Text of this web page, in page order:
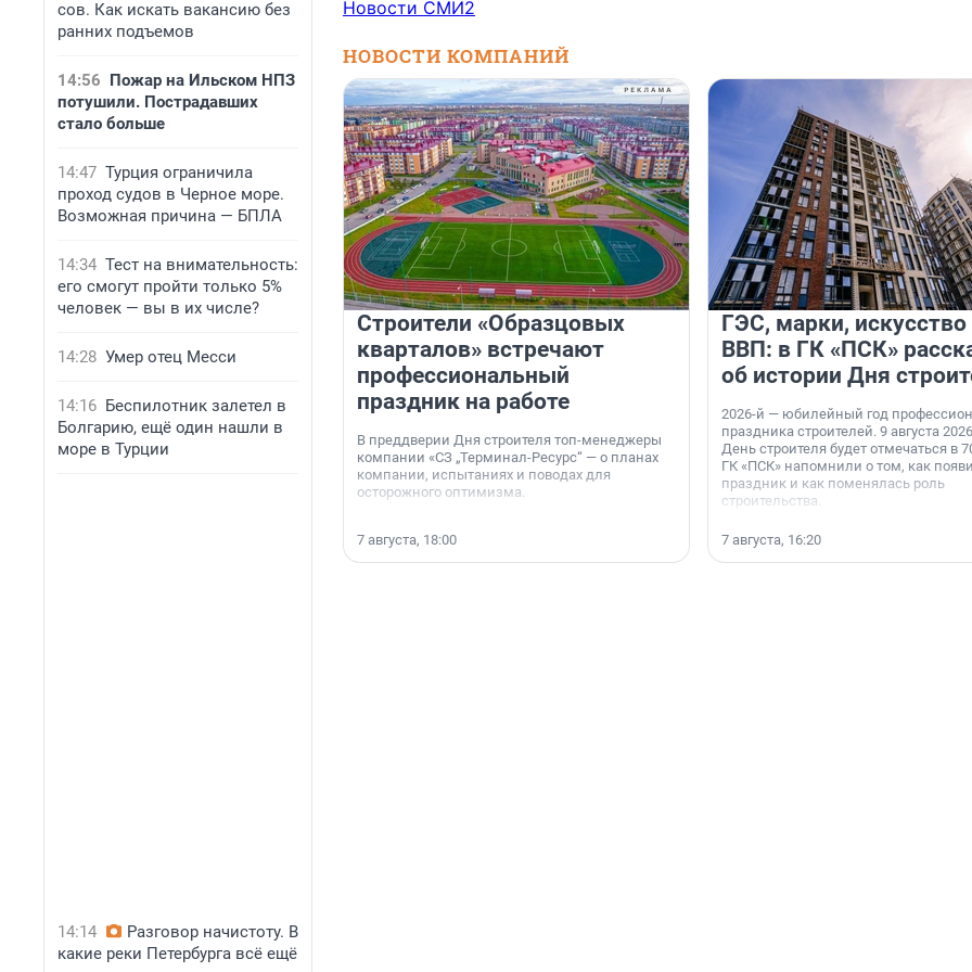
сов. Как искать вакансию без
ранних подъемов
14:56 Пожар на Ильском НПЗ
потушили. Пострадавших
стало больше
14:47 Турция ограничила
проход судов в Черное море.
Возможная причина — БПЛА
14:34 Тест на внимательность:
его смогут пройти только 5%
человек — вы в их числе?
14:28 Умер отец Месси
14:16 Беспилотник залетел в
Болгарию, ещё один нашли в
море в Турции
14:14
Разговор начистоту. В
какие реки Петербурга всё ещё
Новости СМИ2
НОВОСТИ КОМПАНИЙ
Строители «Образцовых
кварталов» встречают
профессиональный
праздник на работе
В преддверии Дня строителя топ-менеджеры
компании «СЗ „Терминал-Ресурс“ — о планах
компании, испытаниях и поводах для
осторожного оптимизма.
7 августа, 18:00
ГЭС, марки, искусство
ВВП: в ГК «ПСК»
об истории Дня
2026-й — юбилейный год
праздника строителей. 9 августа
День строителя будет отмечаться в
ГК «ПСК» напомнили о том, как
праздник и как поменялась роль
строительства.
7 августа, 16:20